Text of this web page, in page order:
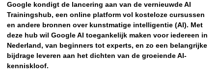
Google kondigt de lancering aan van de vernieuwde AI
Trainingshub, een online platform vol kosteloze cursussen
en andere bronnen over kunstmatige intelligentie (AI). Met
deze hub wil Google AI toegankelijk maken voor iedereen in
Nederland, van beginners tot experts, en zo een belangrijke
bijdrage leveren aan het dichten van de groeiende AI-
kenniskloof.